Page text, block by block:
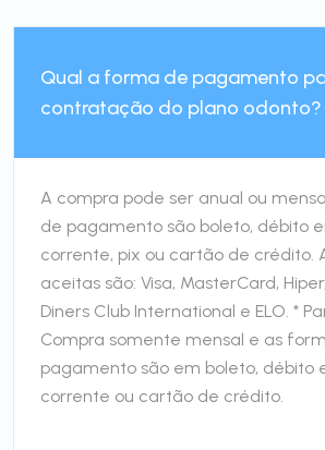
Qual a forma de pagamento
contratação do plano odonto?
A compra pode ser anual ou
de pagamento são boleto, débito
corrente, pix ou cartão de crédito.
aceitas são: Visa, MasterCard,
Diners Club International e ELO. *
Compra somente mensal e as
pagamento são em boleto, débito
corrente ou cartão de crédito.